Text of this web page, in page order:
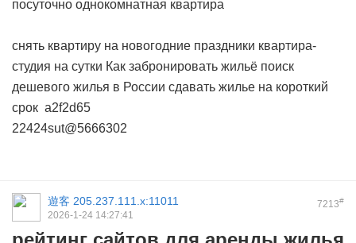
посуточно однокомнатная квартира
снять квартиру на новогодние праздники квартира-
студия на сутки Как забронировать жильё поиск
дешевого жилья в России сдавать жилье на короткий
срок a2f2d65
22424sut@5666302
7213#
遊客 205.237.111.x:11011
2026-1-24 14:27:41